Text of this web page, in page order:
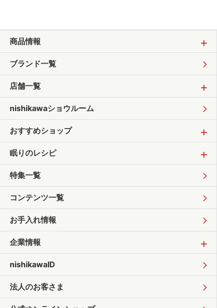
商品情報
ブランド一覧
店舗一覧
nishikawaショウルーム
おすすめショップ
眠りのレシピ
特集一覧
コンテンツ一覧
お手入れ情報
企業情報
nishikawaID
法人のお客さま